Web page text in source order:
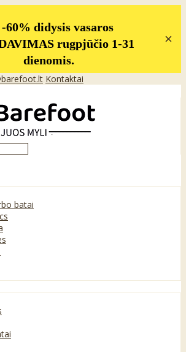
60% didysis vasaros
rugpjūčio 1-31
dienomis.
×
Kontaktai
batai